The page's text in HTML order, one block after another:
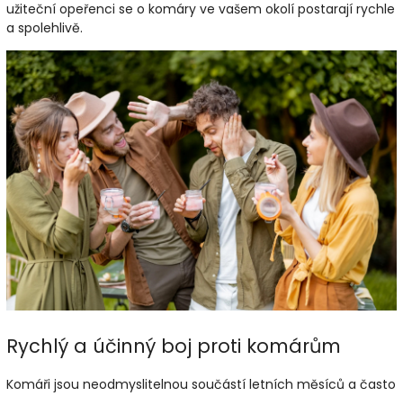
užiteční opeřenci se o komáry ve vašem okolí postarají rychle
a spolehlivě.
Rychlý a účinný boj proti komárům
Komáři jsou neodmyslitelnou součástí letních měsíců a často